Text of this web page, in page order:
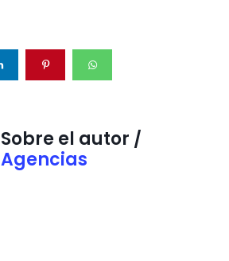
Sobre el autor /
Agencias